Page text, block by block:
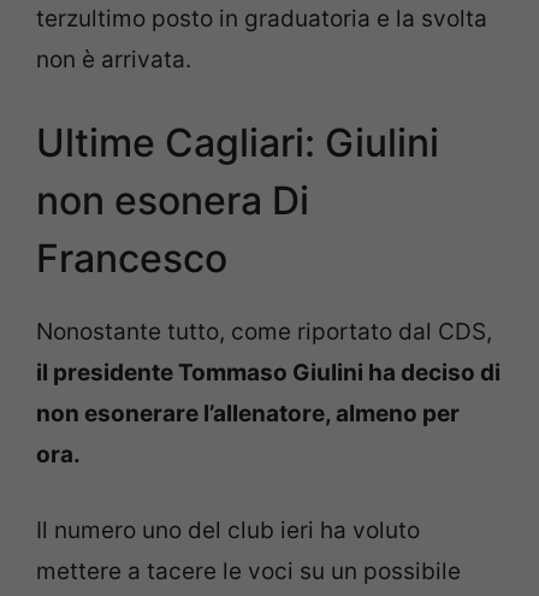
terzultimo posto in graduatoria e la svolta
non è arrivata.
Ultime Cagliari: Giulini
non esonera Di
Francesco
Nonostante tutto, come riportato dal CDS,
il presidente Tommaso Giulini ha deciso di
non esonerare l’allenatore, almeno per
ora.
Il numero uno del club ieri ha voluto
mettere a tacere le voci su un possibile